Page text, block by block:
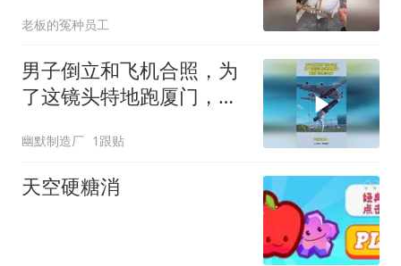
老板的冤种员工
男子倒立和飞机合照，为
了这镜头特地跑厦门，踢
幽默制造厂 1跟贴
天空硬糖消